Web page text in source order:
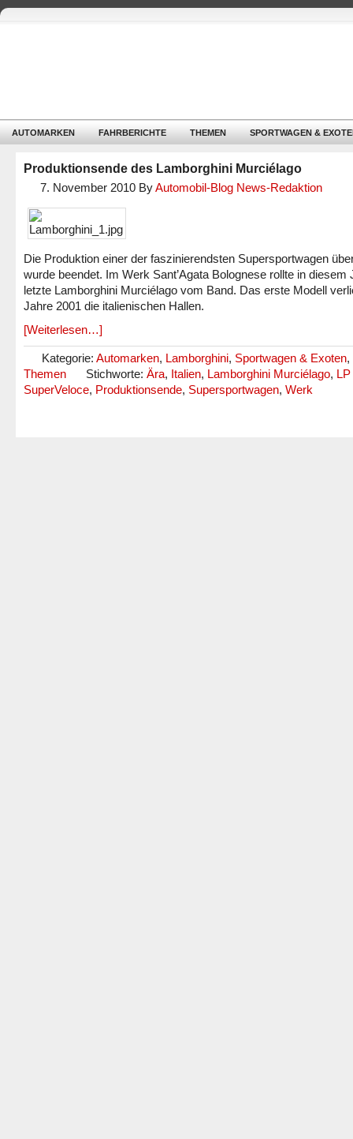
AUTOMARKEN FAHRBERICHTE THEMEN SPORTWAGEN &
Produktionsende des Lamborghini Murciélago
7. November 2010 ByAutomobil-Blog News-Redaktion
Die Produktion einer der faszinierendsten Supersportwagen
wurde beendet. Im Werk Sant’Agata Bolognese rollte in diesem
letzte Lamborghini Murciélago vom Band. Das erste Modell
Jahre 2001 die italienischen Hallen.
[Weiterlesen…]
Kategorie: Automarken, Lamborghini, Sportwagen & Exoten,
Themen
Stichworte: Ära, Italien, Lamborghini Murciélago,
SuperVeloce, Produktionsende, Supersportwagen, Werk